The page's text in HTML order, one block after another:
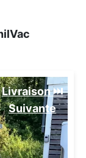
Livraison ⏭️
Suivante️